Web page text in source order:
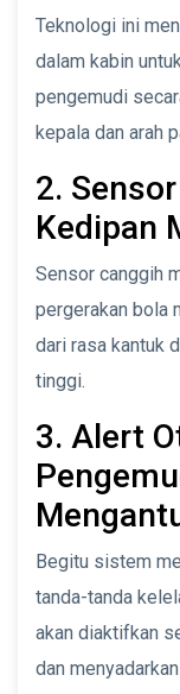
Teknologi ini
dalam kabin
pengemudi
kepala dan arah
2.
Kedipan
Sensor canggih
pergerakan bola
dari rasa kantuk
tinggi.
3. Alert
Begitu sistem
tanda-tanda
akan diaktifkan
dan